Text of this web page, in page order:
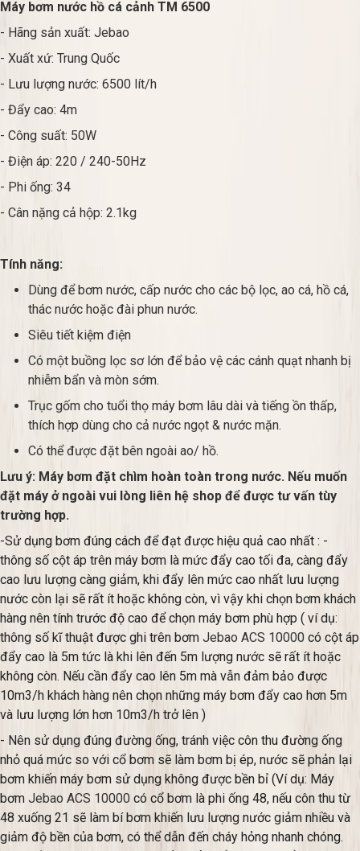
Máy bơm nước hồ cá cảnh TM 6500
- Hãng sản xuất: Jebao
- Xuất xứ: Trung Quốc
- Lưu lượng nước: 6500 lít/h
- Đẩy cao: 4m
- Công suất: 50W
- Điện áp: 220 / 240-50Hz
- Phi ống: 34
- Cân nặng cả hộp: 2.1kg
Tính năng:
Dùng để bơm nước, cấp nước cho các bộ lọc, ao cá, hồ cá,
thác nước hoặc đài phun nước.
Siêu tiết kiệm điện
Có một buồng lọc sơ lớn để bảo vệ các cánh quạt nhanh bị
nhiễm bẩn và mòn sớm.
Trục gốm cho tuổi thọ máy bơm lâu dài và tiếng ồn thấp,
thích hợp dùng cho cả nước ngọt & nước mặn.
Có thể được đặt bên ngoài ao/ hồ.
Lưu ý: Máy bơm đặt chìm hoàn toàn trong nước. Nếu muốn
đặt máy ở ngoài vui lòng liên hệ shop để được tư vấn tùy
trường hợp.
-Sử dụng bơm đúng cách để đạt được hiệu quả cao nhất : -
thông số cột áp trên máy bơm là mức đẩy cao tối đa, càng đẩy
cao lưu lượng càng giảm, khi đẩy lên mức cao nhất lưu lượng
nước còn lại sẽ rất ít hoặc không còn, vì vậy khi chọn bơm khách
hàng nên tính trước độ cao để chọn máy bơm phù hợp ( ví dụ:
thông số kĩ thuật được ghi trên bơm Jebao ACS 10000 có cột áp
đẩy cao là 5m tức là khi lên đến 5m lượng nước sẽ rất ít hoặc
không còn. Nếu cần đẩy cao lên 5m mà vẫn đảm bảo được
10m3/h khách hàng nên chọn những máy bơm đẩy cao hơn 5m
và lưu lượng lớn hơn 10m3/h trở lên )
- Nên sử dụng đúng đường ống, tránh việc côn thu đường ống
nhỏ quá mức so với cổ bơm sẽ làm bơm bị ép, nước sẽ phản lại
bơm khiến máy bơm sử dụng không được bền bỉ (Ví dụ: Máy
bơm Jebao ACS 10000 có cổ bơm là phi ống 48, nếu côn thu từ
48 xuống 21 sẽ làm bí bơm khiến lưu lượng nước giảm nhiều và
giảm độ bền của bơm, có thể dẫn đến cháy hỏng nhanh chóng.